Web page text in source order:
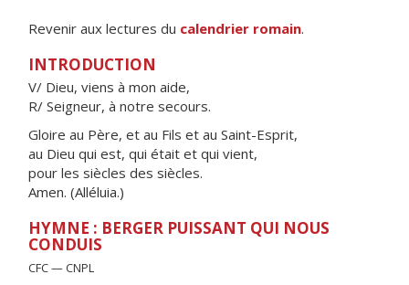
Revenir aux lectures du calendrier romain.
INTRODUCTION
V/ Dieu, viens à mon aide,
R/ Seigneur, à notre secours.
Gloire au Père, et au Fils et au Saint-Esprit,
au Dieu qui est, qui était et qui vient,
pour les siècles des siècles.
Amen. (Alléluia.)
HYMNE : BERGER PUISSANT QUI NOUS
CONDUIS
CFC — CNPL